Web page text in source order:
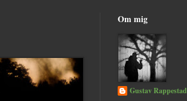
Om mig
Gustav Rappestad